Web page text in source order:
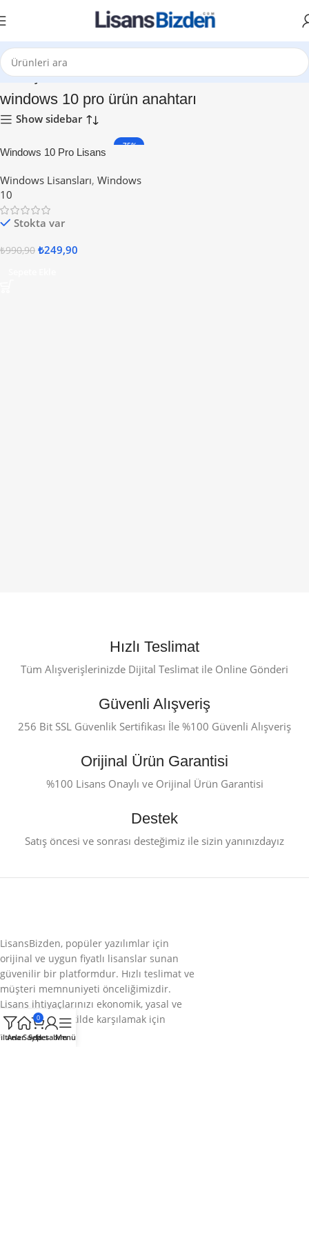
Ana Sayfa
windows 10 pro ürün anahtarı
Show sidebar
-75%
Windows 10 Pro Lisans
Windows Lisansları, Windows
10
Stokta var
₺990,90 ₺249,90
Hızlı Teslimat
Tüm Alışverişlerinizde Dijital Teslimat ile Online Gönderi
Güvenli Alışveriş
256 Bit SSL Güvenlik Sertifikası İle %100 Güvenli Alışveriş
Orijinal Ürün Garantisi
%100 Lisans Onaylı ve Orijinal Ürün Garantisi
Destek
Satış öncesi ve sonrası desteğimiz ile sizin yanınızdayız
LisansBizden, popüler yazılımlar için
orijinal ve uygun fiyatlı lisanslar sunan
güvenilir bir platformdur. Hızlı teslimat ve
müşteri memnuniyeti önceliğimizdir.
Lisans ihtiyaçlarınızı ekonomik, yasal ve
sorunsuz bir şekilde karşılamak için
buradayız.
Ana Sayfa
0
Sepet
Hesabım
Menü